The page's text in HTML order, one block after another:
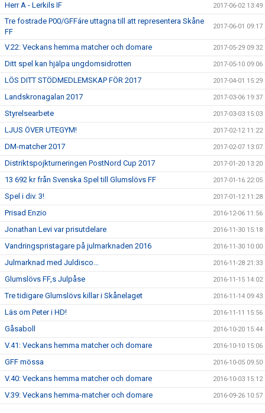
Herr A - Lerkils IF 2017-06-02 13:49
Tre fostrade P00/GFFáre uttagna till att representera Skåne
FF
2017-06-01 09:17
V.22: Veckans hemma matcher och domare 2017-05-29 09:32
Ditt spel kan hjälpa ungdomsidrotten 2017-05-10 09:06
LÖS DITT STÖDMEDLEMSKAP FÖR 2017 2017-04-01 15:29
Landskronagalan 2017 2017-03-06 19:37
Styrelsearbete 2017-03-03 15:03
LJUS ÖVER UTEGYM! 2017-02-12 11:22
DM-matcher 2017 2017-02-07 13:07
Distriktspojkturneringen PostNord Cup 2017 2017-01-20 13:20
13 692 kr från Svenska Spel till Glumslövs FF 2017-01-16 22:05
Spel i div. 3! 2017-01-12 11:28
Prisad Enzio 2016-12-06 11:56
Jonathan Levi var prisutdelare 2016-11-30 15:18
Vandringspristagare på julmarknaden 2016 2016-11-30 10:00
Julmarknad med Juldisco… 2016-11-28 21:33
Glumslövs FF,s Julpåse 2016-11-15 14:02
Tre tidigare Glumslövs killar i Skånelaget 2016-11-14 09:43
Läs om Peter i HD! 2016-11-11 15:56
Gåsaboll 2016-10-20 15:44
V.41: Veckans hemma matcher och domare 2016-10-10 15:06
GFF mössa 2016-10-05 09:50
V.40: Veckans hemma matcher och domare 2016-10-03 15:12
V.39: Veckans hemma-matcher och domare 2016-09-26 10:57